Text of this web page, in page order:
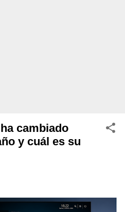
cambiado
y cuál es su